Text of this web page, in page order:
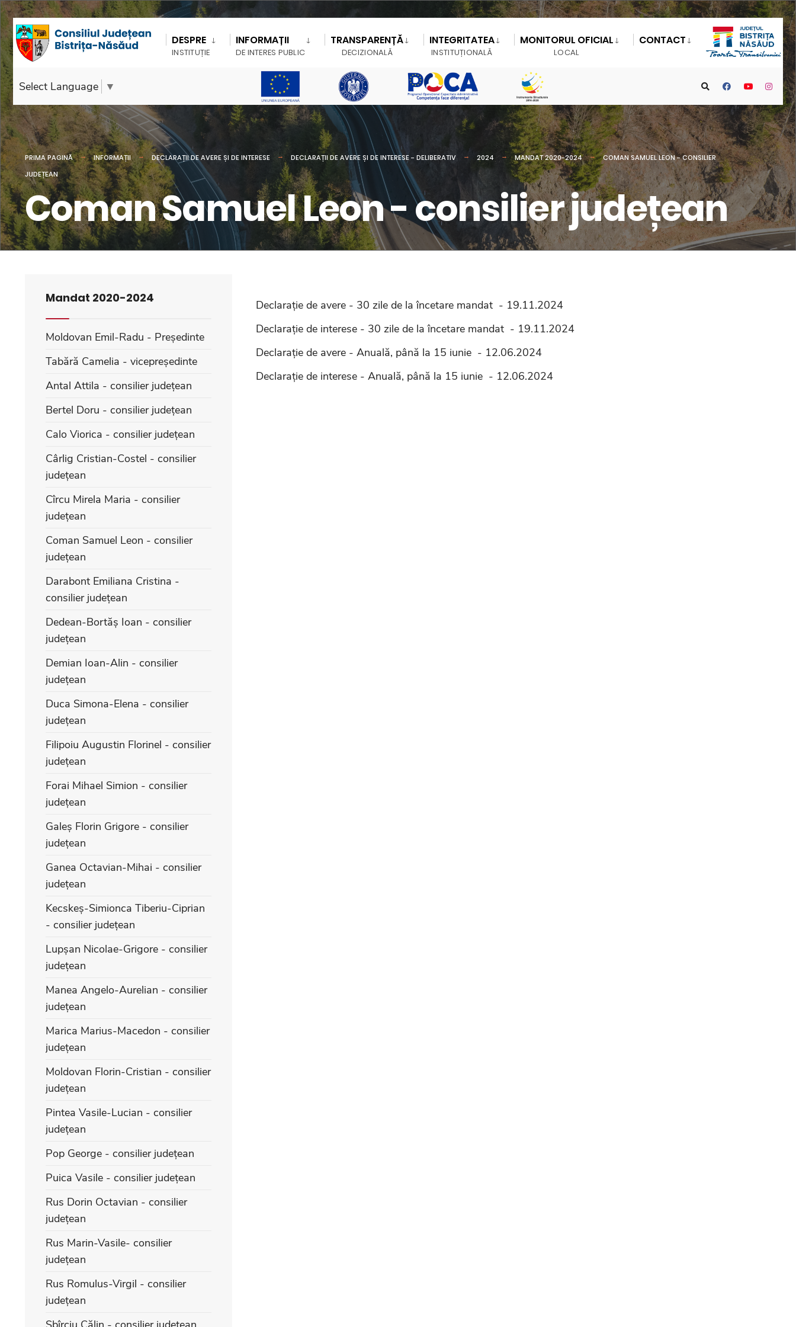
DESPRE
INSTITUȚIE
INFORMAȚII
DE INTERES PUBLIC
TRANSPARENȚĂ
DECIZIONALĂ
INTEGRITATEA
INSTITUȚIONALĂ
MONITORUL OFICIAL
LOCAL
CONTACT
Select Language ▼
PRIMA PAGINĂ INFORMAȚII DECLARAȚII DE AVERE ȘI DE INTERESE DECLARAȚII DE AVERE ȘI DE INTERESE - DELIBERATIV 2024 MANDAT 2020-2024
COMAN SAMUEL LEON - CONSILIER
JUDEȚEAN
Coman Samuel Leon - consilier județean
Declarație de avere - 30 zile de la încetare mandat - 19.11.2024
Declarație de interese - 30 zile de la încetare mandat - 19.11.2024
Declarație de avere - Anuală, până la 15 iunie - 12.06.2024
Declarație de interese - Anuală, până la 15 iunie - 12.06.2024
Mandat 2020-2024
Moldovan Emil-Radu - Președinte
Tabără Camelia - vicepreședinte
Antal Attila - consilier județean
Bertel Doru - consilier județean
Calo Viorica - consilier județean
Cârlig Cristian-Costel - consilier
județean
Cîrcu Mirela Maria - consilier
județean
Coman Samuel Leon - consilier
județean
Darabont Emiliana Cristina -
consilier județean
Dedean-Bortăș Ioan - consilier
județean
Demian Ioan-Alin - consilier
județean
Duca Simona-Elena - consilier
județean
Filipoiu Augustin Florinel - consilier
județean
Forai Mihael Simion - consilier
județean
Galeș Florin Grigore - consilier
județean
Ganea Octavian-Mihai - consilier
județean
Kecskeș-Simionca Tiberiu-Ciprian
- consilier județean
Lupșan Nicolae-Grigore - consilier
județean
Manea Angelo-Aurelian - consilier
județean
Marica Marius-Macedon - consilier
județean
Moldovan Florin-Cristian - consilier
județean
Pintea Vasile-Lucian - consilier
județean
Pop George - consilier județean
Puica Vasile - consilier județean
Rus Dorin Octavian - consilier
județean
Rus Marin-Vasile- consilier
județean
Rus Romulus-Virgil - consilier
județean